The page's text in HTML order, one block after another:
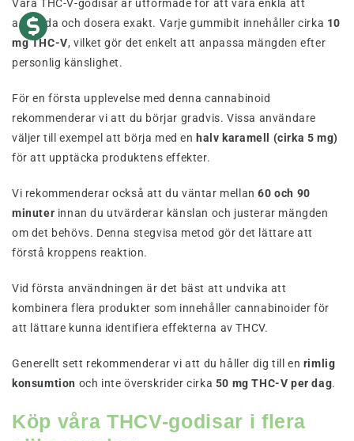
Våra THC-V-godisar är utformade för att vara enkla att
använda och dosera exakt. Varje gummibit innehåller cirka 10
mg THC-V, vilket gör det enkelt att anpassa mängden efter
personlig känslighet.
För en första upplevelse med denna cannabinoid
rekommenderar vi att du börjar gradvis. Vissa användare
väljer till exempel att börja med enhalv karamell (cirka 5 mg)
för att upptäcka produktens effekter.
Vi rekommenderar också att du väntar mellan60 och 90
minuter innan du utvärderar känslan och justerar mängden
om det behövs. Denna stegvisa metod gör det lättare att
förstå kroppens reaktion.
Vid första användningen är det bäst att undvika att
kombinera flera produkter som innehåller cannabinoider för
att lättare kunna identifiera effekterna av THCV.
Generellt sett rekommenderar vi att du håller dig till en rimlig
konsumtion och inte överskrider cirka 50 mg THC-V per dag.
Köp våra THCV-godisar i flera